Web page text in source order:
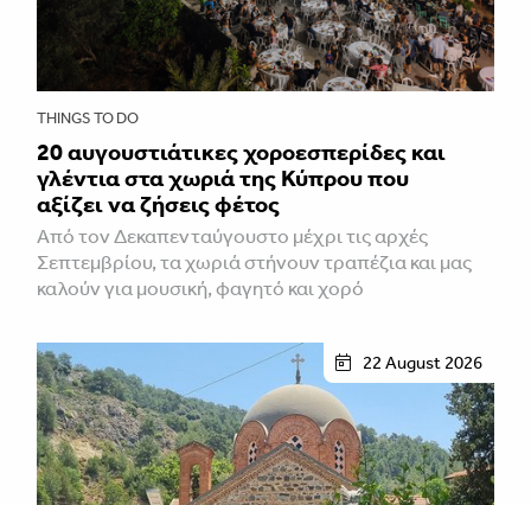
THINGS TO DO
20 αυγουστιάτικες χοροεσπερίδες και
γλέντια στα χωριά της Κύπρου που
αξίζει να ζήσεις φέτος
Από τον Δεκαπενταύγουστο μέχρι τις αρχές
Σεπτεμβρίου, τα χωριά στήνουν τραπέζια και μας
καλούν για μουσική, φαγητό και χορό
22 August 2026